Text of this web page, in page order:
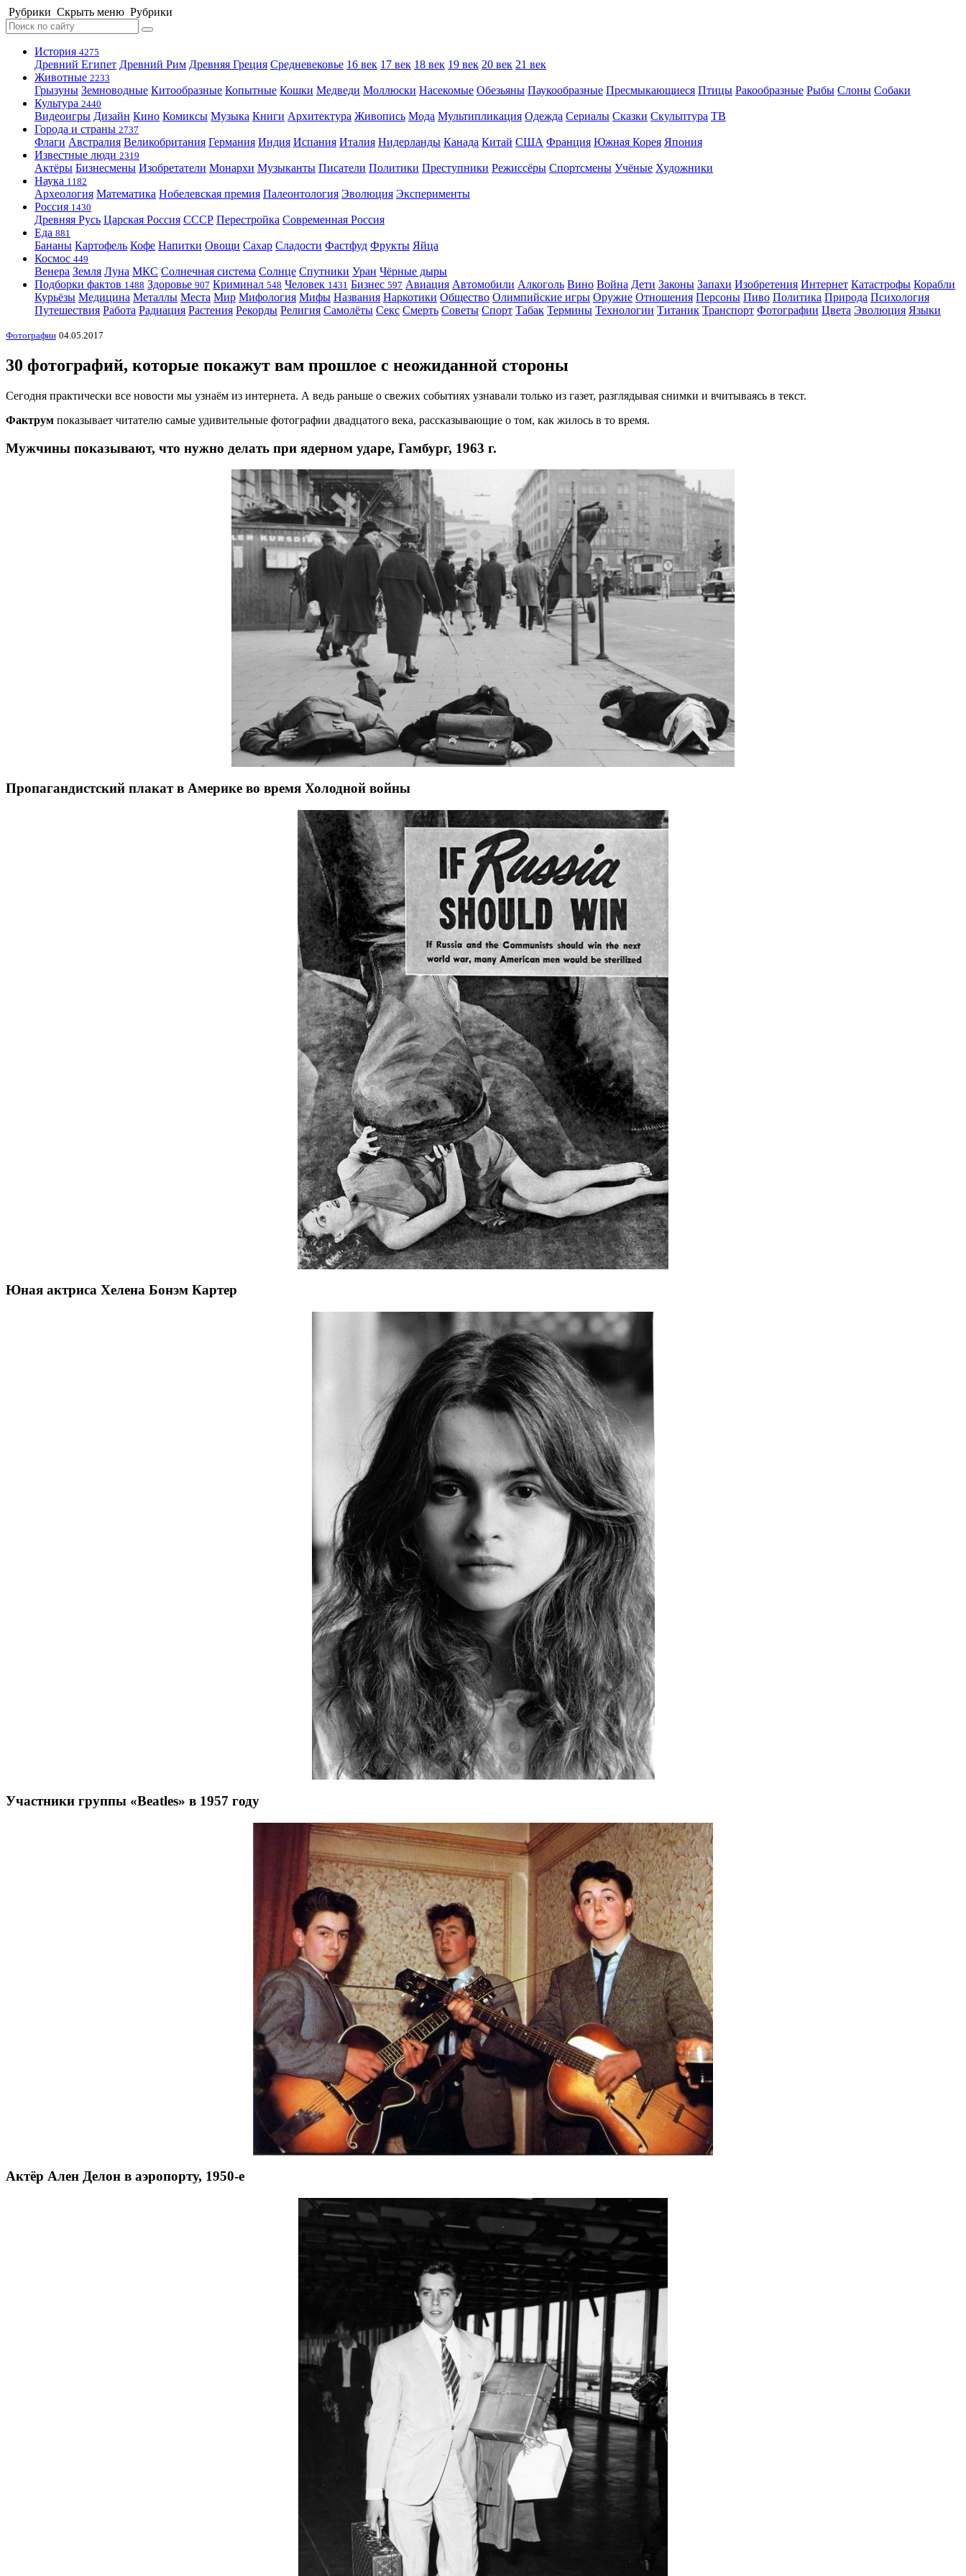
Рубрики Скрыть меню Рубрики
История 4275
Древний Египет Древний Рим Древняя Греция Средневековье 16 век 17 век 18 век 19 век 20 век 21 век
Животные 2233
Грызуны Земноводные Китообразные Копытные Кошки Медведи Моллюски Насекомые Обезьяны Паукообразные Пресмыкающиеся Птицы Ракообразные Рыбы Слоны Собаки
Культура 2440
Видеоигры Дизайн Кино Комиксы Музыка Книги Архитектура Живопись Мода Мультипликация Одежда Сериалы Сказки Скульптура ТВ
Города и страны 2737
Флаги Австралия Великобритания Германия Индия Испания Италия Нидерланды Канада Китай США Франция Южная Корея Япония
Известные люди 2319
Актёры Бизнесмены Изобретатели Монархи Музыканты Писатели Политики Преступники Режиссёры Спортсмены Учёные Художники
Наука 1182
Археология Математика Нобелевская премия Палеонтология Эволюция Эксперименты
Россия 1430
Древняя Русь Царская Россия СССР Перестройка Современная Россия
Еда 881
Бананы Картофель Кофе Напитки Овощи Сахар Сладости Фастфуд Фрукты Яйца
Космос 449
Венера Земля Луна МКС Солнечная система Солнце Спутники Уран Чёрные дыры
Подборки фактов 1488 Здоровье 907 Криминал 548 Человек 1431 Бизнес 597 Авиация Автомобили Алкоголь Вино Война Дети Законы Запахи Изобретения Интернет Катастрофы Корабли
Курьёзы Медицина Металлы Места Мир Мифология Мифы Названия Наркотики Общество Олимпийские игры Оружие Отношения Персоны Пиво Политика Природа Психология
Путешествия Работа Радиация Растения Рекорды Религия Самолёты Секс Смерть Советы Спорт Табак Термины Технологии Титаник Транспорт Фотографии Цвета Эволюция Языки
Фотографии 04.05.2017
30 фотографий, которые покажут вам прошлое с неожиданной стороны
Сегодня практически все новости мы узнаём из интернета. А ведь раньше о свежих событиях узнавали только из газет, разглядывая снимки и вчитываясь в текст.
Фактрум показывает читателю самые удивительные фотографии двадцатого века, рассказывающие о том, как жилось в то время.
Мужчины показывают, что нужно делать при ядерном ударе, Гамбург, 1963 г.
Пропагандистский плакат в Америке во время Холодной войны
Юная актриса Хелена Бонэм Картер
Участники группы «Beatles» в 1957 году
Актёр Ален Делон в аэропорту, 1950-е